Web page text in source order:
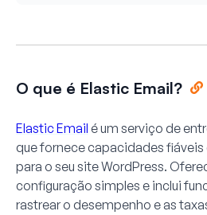
O que é Elastic Email?
Elastic Email é um serviço de
que fornece capacidades
para o seu site WordPress.
configuração simples e inclui
rastrear o desempenho e as